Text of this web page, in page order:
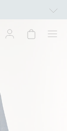
ikke kombineres med